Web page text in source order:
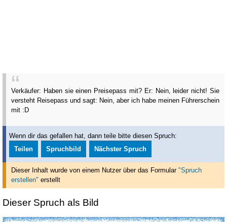
Verkäufer: Haben sie einen Preisepass mit? Er: Nein, leider nicht! Sie
versteht Reisepass und sagt: Nein, aber ich habe meinen Führerschein
mit :D
Wenn dir das gefallen hat, dann teile bitte diesen Spruch:
Teilen
Spruchbild Nächster Spruch
Dieser Inhalt wurde von einem Nutzer über das Formular "Spruch
erstellen" erstellt
Dieser Spruch als Bild